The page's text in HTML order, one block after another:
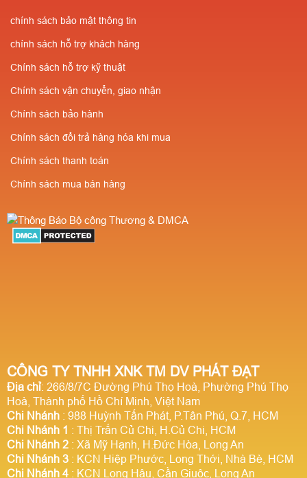
CÔNG TY TNHH XNK TM DV PHÁT ĐẠT
Địa chỉ: 266/8/7C Đường Phú Thọ Hoà, Phường Phú Thọ
Hoà, Thành phố Hồ Chí Minh, Việt Nam
Chi Nhánh : 988 Huỳnh Tấn Phát, P.Tân Phú, Q.7, HCM
Chi Nhánh 1 : Thị Trấn Củ Chi, H.Củ Chi, HCM
Chi Nhánh 2 : Xã Mỹ Hạnh, H.Đức Hòa, Long An
Chi Nhánh 3 : KCN Hiệp Phước, Long Thới, Nhà Bè, HCM
Chi Nhánh 4 : KCN Long Hậu, Cần Giuộc, Long An
chính sách bảo mật thông tin
chính sách hỗ trợ khách hàng
Chính sách hỗ trợ kỹ thuật
Chính sách vận chuyển, giao nhận
Chính sách bảo hành
Chính sách đổi trả hàng hóa khi mua
Chính sách thanh toán
Chính sách mua bán hàng